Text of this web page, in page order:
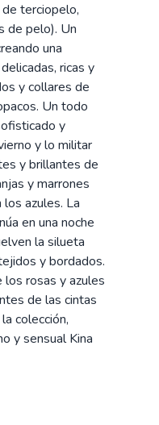
terciopelo,
de pelo). Un
una
ricas y
y collares de
Un todo
y
y lo militar
y brillantes de
y marrones
azules. La
en una noche
la silueta
y bordados.
los rosas y azules
de las cintas
colección,
y sensual Kina